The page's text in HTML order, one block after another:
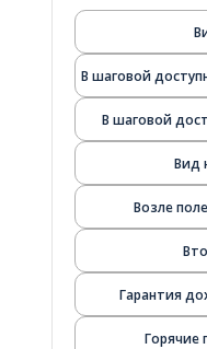
В шаговой
Вид
Возле
Гарантия
Горячие
Виллы на